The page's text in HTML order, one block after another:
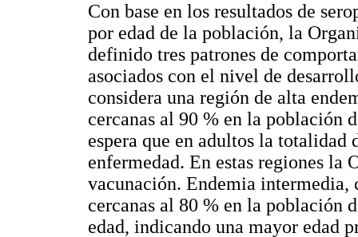
Con base en los resultados de
por edad de la población, la
definido tres patrones de
asociados con el nivel de
considera una región de alta
cercanas al 90 % en la población
espera que en adultos la
enfermedad. En estas regiones la
vacunación. Endemia intermedia,
cercanas al 80 % en la población
edad, indicando una mayor edad